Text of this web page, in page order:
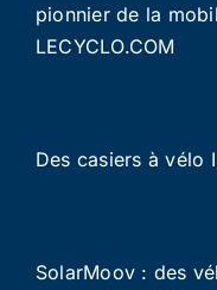
pionnier de la
LECYCLO.COM
Des casiers à vélo
SolarMoov : des